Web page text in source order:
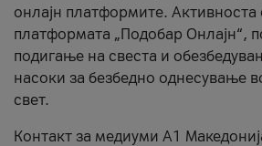
онлајн платформите. Активноста
платформата „Подобар Онлајн“,
подигање на свеста и
насоки за безбедно однесување
свет.
Контакт за медиуми А1